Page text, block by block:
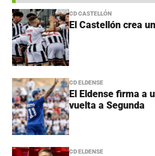
CD CASTELLÓN
El Castellón crea
CD ELDENSE
El Eldense firma a
vuelta a Segunda
CD ELDENSE